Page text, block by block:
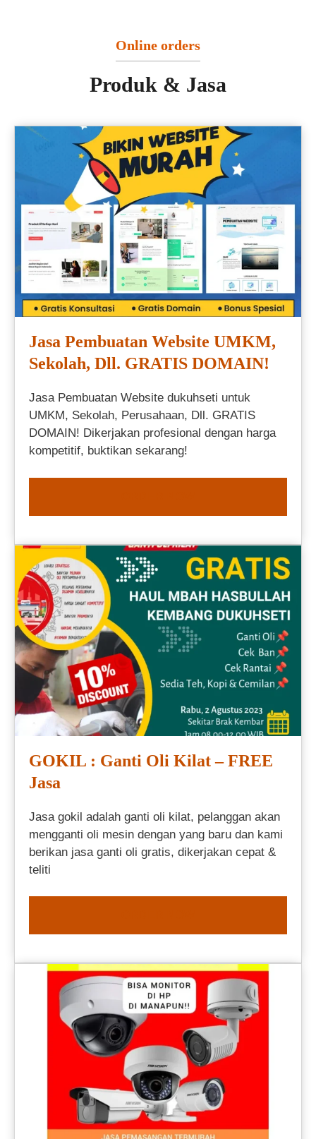
Online orders
Produk & Jasa
Jasa Pembuatan Website UMKM,
Sekolah, Dll. GRATIS DOMAIN!
Jasa Pembuatan Website dukuhseti untuk
UMKM, Sekolah, Perusahaan, Dll. GRATIS
DOMAIN! Dikerjakan profesional dengan harga
kompetitif, buktikan sekarang!
GOKIL : Ganti Oli Kilat – FREE
Jasa
Jasa gokil adalah ganti oli kilat, pelanggan akan
mengganti oli mesin dengan yang baru dan kami
berikan jasa ganti oli gratis, dikerjakan cepat &
teliti